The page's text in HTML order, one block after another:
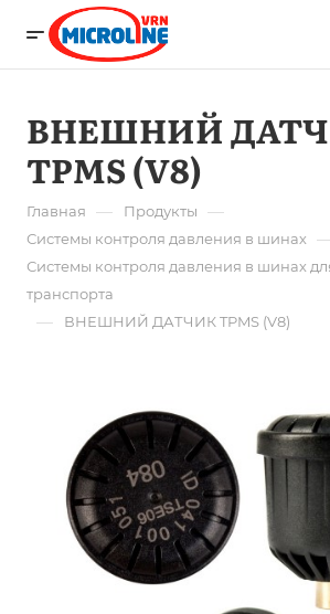
ВНЕШНИЙ
TPMS (V8)
Главная — Продукты —
Системы контроля давления в шинах
Системы контроля давления в шинах
транспорта
— ВНЕШНИЙ ДАТЧИК TPMS (V8)